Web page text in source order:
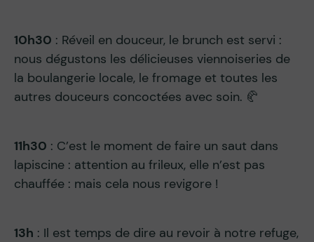
10h30 : Réveil en douceur, le brunch est servi :
nous dégustons les délicieuses viennoiseries de
la boulangerie locale, le fromage et toutes les
autres douceurs concoctées avec soin. 🥐
11h30 : C’est le moment de faire un saut dans
lapiscine : attention au frileux, elle n’est pas
chauffée : mais cela nous revigore !
13h : Il est temps de dire au revoir à notre refuge,